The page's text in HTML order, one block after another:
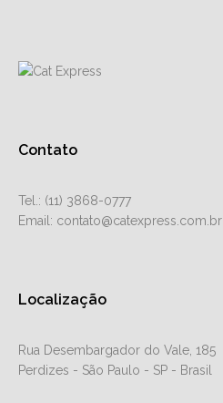
Contato
Tel.: (11) 3868-0777
Email: contato@catexpress.com.br
Localização
Rua Desembargador do Vale, 185
Perdizes - São Paulo - SP - Brasil